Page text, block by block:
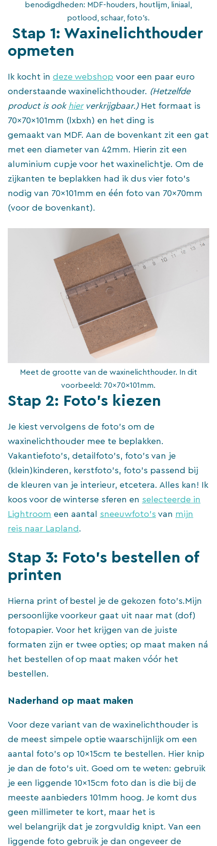
benodigdheden: MDF-houders, houtlijm, liniaal,
potlood, schaar, foto’s.
Stap 1: Waxinelichthouder
opmeten
Ik kocht in deze webshop voor een paar euro
onderstaande waxinelichthouder. (Hetzelfde
product is ook hierverkrijgbaar.)Het formaat is
70x70x101mm (lxbxh) en het ding is
gemaakt van MDF. Aan de bovenkant zit een gat
met een diameter van 42mm. Hierin zit een
aluminium cupje voor het waxinelichtje. Om de
zijkanten te beplakken had ik dus vier foto’s
nodig van 70x101mm en één foto van 70x70mm
(voor de bovenkant).
Meet de grootte van de waxinelichthouder. In dit
voorbeeld: 70x70x101mm.
Stap 2: Foto’s kiezen
Je kiest vervolgens de foto’s om de
waxinelichthouder mee te beplakken.
Vakantiefoto’s, detailfoto’s, foto’s van je
(klein)kinderen, kerstfoto’s, foto’s passend bij
de kleuren van je interieur, etcetera. Alles kan! Ik
koos voor de winterse sferen en selecteerde in
Lightroom een aantal sneeuwfoto’s van mijn
reis naar Lapland .
Stap 3: Foto’s bestellen of
printen
Hierna print of bestel je de gekozen foto’s.Mijn
persoonlijke voorkeur gaat uit naar mat (dof)
fotopapier. Voor het krijgen van de juiste
formaten zijn er twee opties; op maat maken ná
het bestellen of op maat maken vóór het
bestellen.
Naderhand op maat maken
Voor deze variant van de waxinelichthouder is
de meest simpele optie waarschijnlijk om een
aantal foto’s op 10x15cm te bestellen. Hier knip
je dan de foto’s uit. Goed om te weten: gebruik
je een liggende 10x15cm foto dan is die bij de
meeste aanbieders 101mm hoog. Je komt dus
geen millimeter te kort, maar het is
wel belangrijk dat je zorgvuldig knipt. Van een
liggende foto gebruik je dan ongeveer de